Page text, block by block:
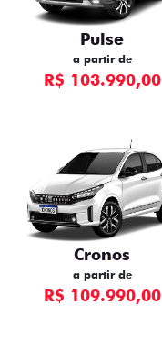
Pulse
a partir de
R$ 103.990,00
Cronos
a partir de
R$ 109.990,00